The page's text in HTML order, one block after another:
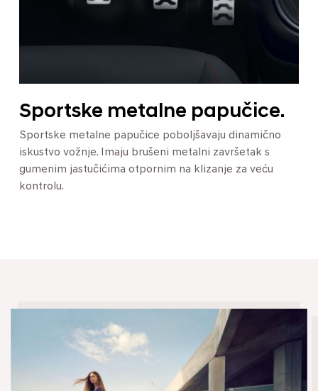
Sportske metalne papučice.
Sportske metalne papučice poboljšavaju dinamično
iskustvo vožnje. Imaju brušeni metalni završetak s
gumenim jastučićima otpornim na klizanje za veću
kontrolu.